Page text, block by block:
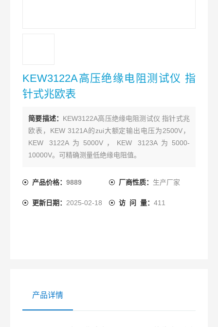
KEW3122A高压绝缘电阻测试仪 指
针式兆欧表
简要描述： KEW3122A高压绝缘电阻测试仪 指针式兆
欧表，KEW 3121A的zui大额定输出电压为2500V，
KEW 3122A为5000V，KEW 3123A为5000-
10000V。可精确测量低绝缘电阻值。
产品价格：9889 厂商性质： 生产厂家
更新日期： 2025-02-18 访 问 量： 411
产品详情